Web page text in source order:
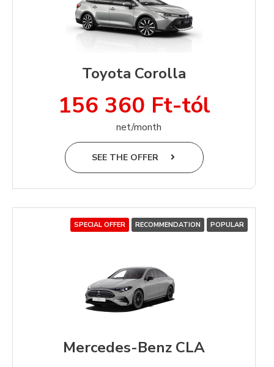
Toyota Corolla
156 360 Ft-tól
net/month
SEE THE OFFER
SPECIAL OFFER RECOMMENDATION POPULAR
Mercedes-Benz CLA